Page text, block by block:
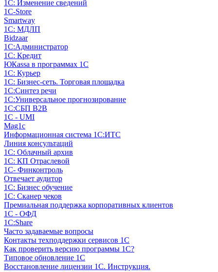
1С: Изменение сведений
1C-Store
Smartway
1С: МДЛП
Bidzaar
1С:Администратор
1С: Кредит
ЮКаssа в программах 1С
1С: Курьер
1С: Бизнес-сеть. Торговая площадка
1С:Синтез речи
1С:Универсальное прогнозирование
1С:СБП B2B
1C - UMI
Mag1c
Информационная система 1С:ИТС
Линия консультаций
1С: Облачный архив
1С: КП Отраслевой
1С- Финконтроль
Отвечает аудитор
1С: Бизнес обучение
1С: Сканер чеков
Премиальная поддержка корпоративных клиентов
1С - ОФД
1С:Share
Часто задаваемые вопросы
Контакты техподдержки сервисов 1С
Как проверить версию программы 1С?
Типовое обновление 1С
Восстановление лицензии 1С. Инструкция.